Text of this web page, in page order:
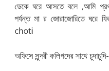
ডেকে ঘরে আসতে বলে ,আমি
পর্যন্ত মা র জোরাজোরিতে
choti
অফিসে সুন্দরী কলিগদের সাথে